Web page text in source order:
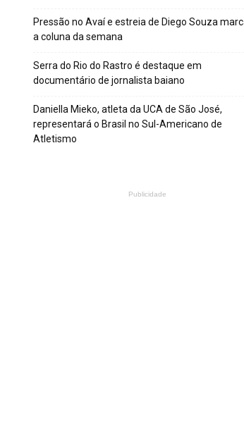
Pressão no Avaí e estreia de Diego Souza
a coluna da semana
Serra do Rio do Rastro é destaque em
documentário de jornalista baiano
Daniella Mieko, atleta da UCA de São José,
representará o Brasil no Sul-Americano de
Atletismo
Publicidade